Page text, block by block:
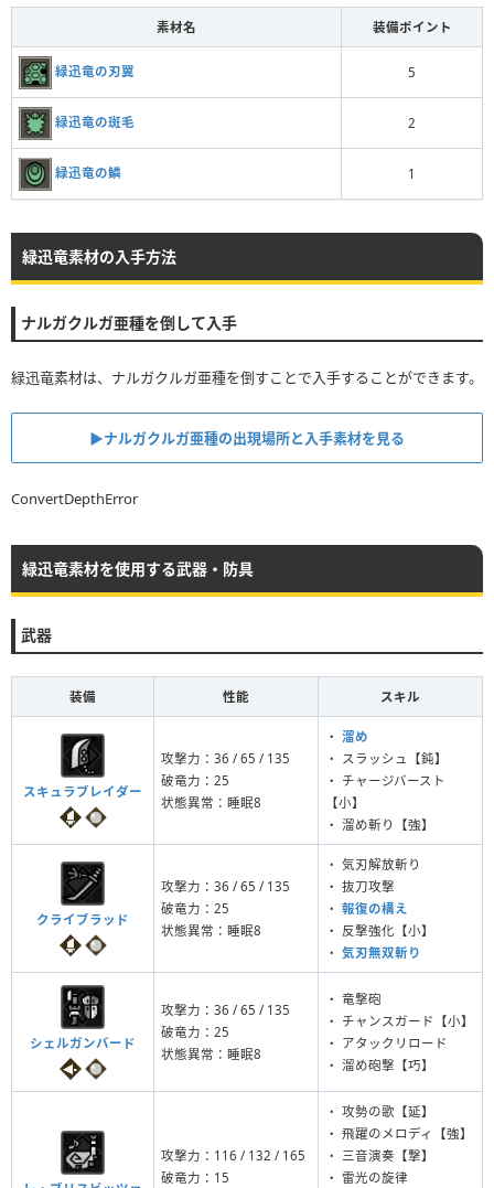
素材名 装備ポイント
緑迅竜の刃翼 5
緑迅竜の斑毛 2
緑迅竜の鱗 1
緑迅竜素材の入手方法
ナルガクルガ亜種を倒して入手
緑迅竜素材は、ナルガクルガ亜種を倒すことで入手することができます。
▶︎ナルガクルガ亜種の出現場所と入手素材を見る
ConvertDepthError
緑迅竜素材を使用する武器・防具
武器
装備 性能 スキル
スキュラブレイダー
攻撃力：36 / 65 / 135
破竜力：25
状態異常：睡眠8
・ 溜め
・ スラッシュ【鈍】
・ チャージバースト
【小】
・ 溜め斬り【強】
クライブラッド
攻撃力：36 / 65 / 135
破竜力：25
状態異常：睡眠8
・ 気刃解放斬り
・ 抜刀攻撃
・ 報復の構え
・ 反撃強化【小】
・ 気刃無双斬り
シェルガンバード
攻撃力：36 / 65 / 135
破竜力：25
状態異常：睡眠8
・ 竜撃砲
・ チャンスガード【小】
・ アタックリロード
・ 溜め砲撃【巧】
攻撃力：116 / 132 / 165
破竜力：15
・ 攻勢の歌【延】
・ 飛躍のメロディ【強】
・ 三音演奏【撃】
・ 雷光の旋律